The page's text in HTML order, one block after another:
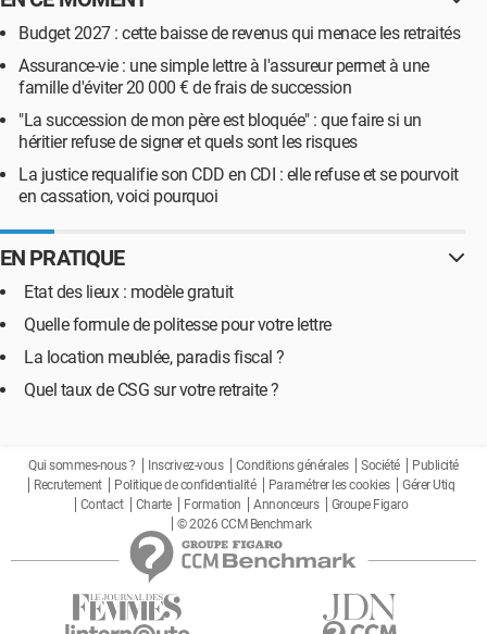
Budget 2027 : cette baisse de revenus qui menace les retraités
Assurance-vie : une simple lettre à l'assureur permet à une
famille d'éviter 20 000 € de frais de succession
"La succession de mon père est bloquée" : que faire si un
héritier refuse de signer et quels sont les risques
La justice requalifie son CDD en CDI : elle refuse et se pourvoit
en cassation, voici pourquoi
EN PRATIQUE
Etat des lieux : modèle gratuit
Quelle formule de politesse pour votre lettre
La location meublée, paradis fiscal ?
Quel taux de CSG sur votre retraite ?
Qui sommes-nous ? Inscrivez-vous Conditions générales Société
Publicité
Recrutement
Politique de confidentialité Paramétrer les cookies
Gérer Utiq
Contact
Charte Formation Annonceurs
Groupe Figaro
© 2026 CCM Benchmark